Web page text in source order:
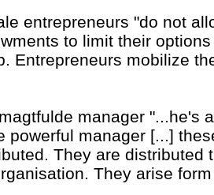
entrepreneurs "do not
to limit their
Entrepreneurs mobilize
manager "...he's
powerful manager [...]
They are distributed
They arise